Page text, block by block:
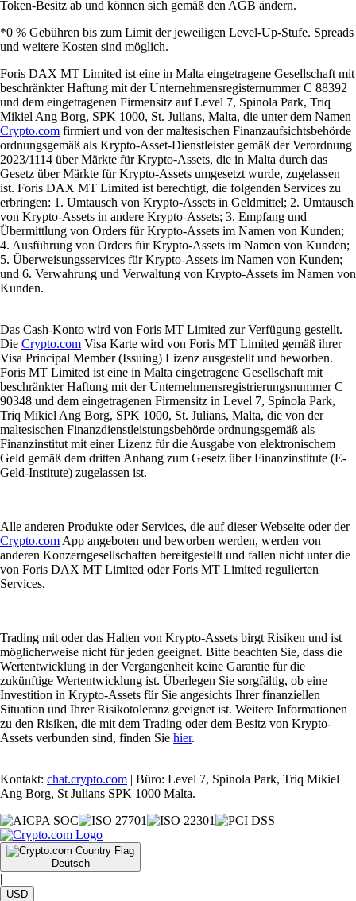
Token-Besitz ab und können sich gemäß den AGB ändern.
*0 % Gebühren bis zum Limit der jeweiligen Level-Up-Stufe. Spreads
und weitere Kosten sind möglich.
Foris DAX MT Limited ist eine in Malta eingetragene Gesellschaft mit
beschränkter Haftung mit der Unternehmensregisternummer C 88392
und dem eingetragenen Firmensitz auf Level 7, Spinola Park, Triq
Mikiel Ang Borg, SPK 1000, St. Julians, Malta, die unter dem Namen
Crypto.com firmiert und von der maltesischen Finanzaufsichtsbehörde
ordnungsgemäß als Krypto-Asset-Dienstleister gemäß der Verordnung
2023/1114 über Märkte für Krypto-Assets, die in Malta durch das
Gesetz über Märkte für Krypto-Assets umgesetzt wurde, zugelassen
ist. Foris DAX MT Limited ist berechtigt, die folgenden Services zu
erbringen: 1. Umtausch von Krypto-Assets in Geldmittel; 2. Umtausch
von Krypto-Assets in andere Krypto-Assets; 3. Empfang und
Übermittlung von Orders für Krypto-Assets im Namen von Kunden;
4. Ausführung von Orders für Krypto-Assets im Namen von Kunden;
5. Überweisungsservices für Krypto-Assets im Namen von Kunden;
und 6. Verwahrung und Verwaltung von Krypto-Assets im Namen von
Kunden.
Das Cash-Konto wird von Foris MT Limited zur Verfügung gestellt.
Die Crypto.com Visa Karte wird von Foris MT Limited gemäß ihrer
Visa Principal Member (Issuing) Lizenz ausgestellt und beworben.
Foris MT Limited ist eine in Malta eingetragene Gesellschaft mit
beschränkter Haftung mit der Unternehmensregistrierungsnummer C
90348 und dem eingetragenen Firmensitz in Level 7, Spinola Park,
Triq Mikiel Ang Borg, SPK 1000, St. Julians, Malta, die von der
maltesischen Finanzdienstleistungsbehörde ordnungsgemäß als
Finanzinstitut mit einer Lizenz für die Ausgabe von elektronischem
Geld gemäß dem dritten Anhang zum Gesetz über Finanzinstitute (E-
Geld-Institute) zugelassen ist.
Alle anderen Produkte oder Services, die auf dieser Webseite oder der
Crypto.com App angeboten und beworben werden, werden von
anderen Konzerngesellschaften bereitgestellt und fallen nicht unter die
von Foris DAX MT Limited oder Foris MT Limited regulierten
Services.
Trading mit oder das Halten von Krypto-Assets birgt Risiken und ist
möglicherweise nicht für jeden geeignet. Bitte beachten Sie, dass die
Wertentwicklung in der Vergangenheit keine Garantie für die
zukünftige Wertentwicklung ist. Überlegen Sie sorgfältig, ob eine
Investition in Krypto-Assets für Sie angesichts Ihrer finanziellen
Situation und Ihrer Risikotoleranz geeignet ist. Weitere Informationen
zu den Risiken, die mit dem Trading oder dem Besitz von Krypto-
Assets verbunden sind, finden Sie hier.
Kontakt: chat.crypto.com | Büro: Level 7, Spinola Park, Triq Mikiel
Ang Borg, St Julians SPK 1000 Malta.
Deutsch
|
USD